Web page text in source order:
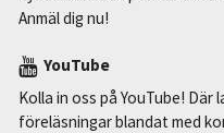
Anmäl dig nu!
YouTube
Kolla in oss på YouTube! Där
föreläsningar blandat med